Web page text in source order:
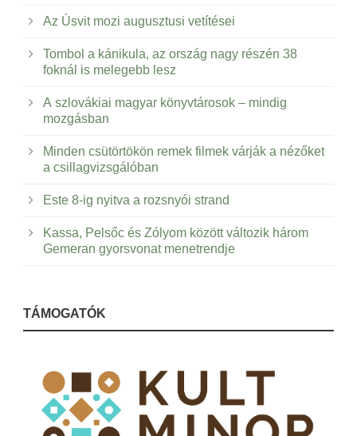
Az Úsvit mozi augusztusi vetítései
Tombol a kánikula, az ország nagy részén 38
foknál is melegebb lesz
A szlovákiai magyar könyvtárosok – mindig
mozgásban
Minden csütörtökön remek filmek várják a nézőket
a csillagvizsgálóban
Este 8-ig nyitva a rozsnyói strand
Kassa, Pelsőc és Zólyom között változik három
Gemeran gyorsvonat menetrendje
TÁMOGATÓK